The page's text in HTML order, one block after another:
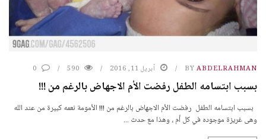
BY ABDELRAHMAN أبريل 11, 2016 590
0
بسبب ابتسامه الطفل رفضت الأم الاجهاض بالرغم من !!!
بسبب ابتسامه الطفل رفضت الأم الاجهاض بالرغم من !!! الأمومة نعمه كبيرة من عند الله
وهى غريزة موجوده في كل أم ، وهذا مع حدث ...